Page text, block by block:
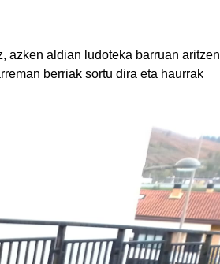
azken aldian ludoteka barruan aritzen
berriak sortu dira eta haurrak